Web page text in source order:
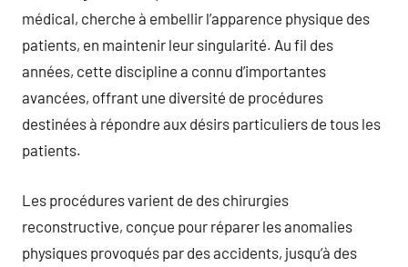
médical, cherche à embellir l’apparence physique des
patients, en maintenir leur singularité. Au fil des
années, cette discipline a connu d’importantes
avancées, offrant une diversité de procédures
destinées à répondre aux désirs particuliers de tous les
patients.
Les procédures varient de des chirurgies
reconstructive, conçue pour réparer les anomalies
physiques provoqués par des accidents, jusqu’à des